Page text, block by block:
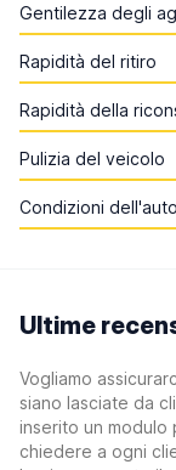
Gentilezza degli
Rapidità del ritiro
Rapidità della
Pulizia del veicolo
Condizioni dell'auto
Ultime
Vogliamo
siano lasciate da
inserito un modulo
chiedere a ogni